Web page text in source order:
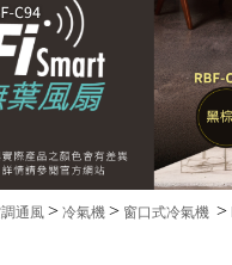
通風 > 冷氣機 > 窗口式冷氣機 >